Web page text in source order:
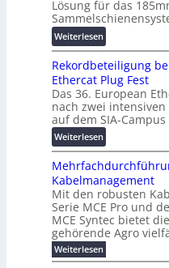
r
a
n
s
p
a
r
e
n
z
o
r
s
h
u
n
g
s
f
r
d
e
r
u
g
-
X
2
0
2
7
w
i
r
d
z
u
m
E
n
e
r
g
Lösung für das
Weiterlesen:
W
e
i
t
e
r
e
n
t
w
i
c
k
e
l
Rekordbeteiligung
Ethercat Plug Fest
Das 36. European
nach zwei intensiven
auf dem SIA-
Weiterlesen:
R
e
k
o
r
d
b
e
Kabelmanagement
Mit den robusten
Serie MCE Pro und
MCE Syntec bietet
gehörende Agro
Weiterlesen:
M